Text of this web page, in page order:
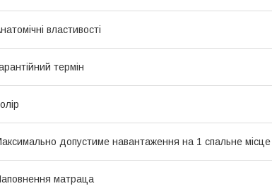
властивості
термін
допустиме навантаження на 1 спальне місце
матраца